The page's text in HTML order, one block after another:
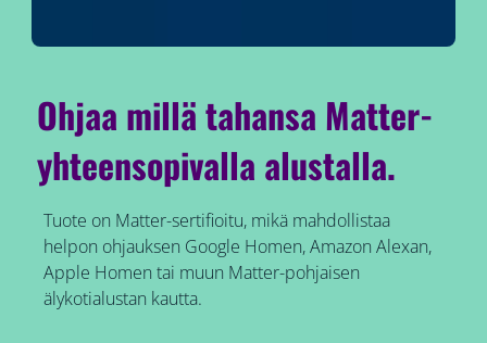
Ohjaa millä tahansa Matter-
yhteensopivalla alustalla.
Tuote on Matter-sertifioitu, mikä mahdollistaa
helpon ohjauksen Google Homen, Amazon Alexan,
Apple Homen tai muun Matter-pohjaisen
älykotialustan kautta.